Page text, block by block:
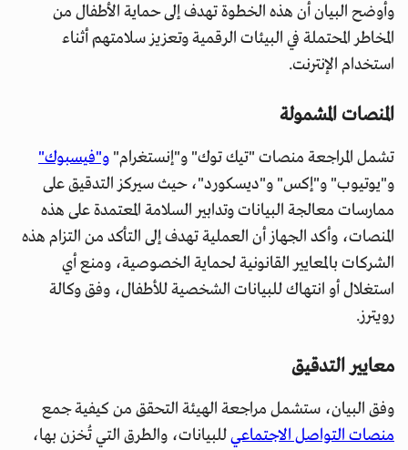
وأوضح البيان أن هذه الخطوة تهدف إلى حماية الأطفال من
المخاطر المحتملة في البيئات الرقمية وتعزيز سلامتهم أثناء
استخدام الإنترنت.
المنصات المشمولة
تشمل المراجعة منصات "تيك توك" و"إنستغرام" و"فيسبوك"
و"يوتيوب" و"إكس" و"ديسكورد"، حيث سيركز التدقيق على
ممارسات معالجة البيانات وتدابير السلامة المعتمدة على هذه
المنصات، وأكد الجهاز أن العملية تهدف إلى التأكد من التزام هذه
الشركات بالمعايير القانونية لحماية الخصوصية، ومنع أي
استغلال أو انتهاك للبيانات الشخصية للأطفال، وفق وكالة
رويترز.
معايير التدقيق
وفق البيان، ستشمل مراجعة الهيئة التحقق من كيفية جمع
منصات التواصل الاجتماعيللبيانات، والطرق التي تُخزن بها،